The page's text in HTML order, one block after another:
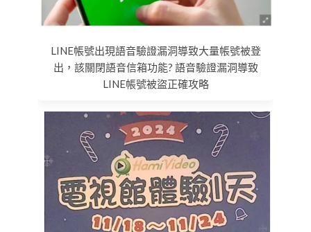
LINE帳號出現語音驗證漏洞導致大量帳號被登
出，該關閉語音信箱功能? 語音驗證漏洞導致
LINE帳號被盜正確攻略